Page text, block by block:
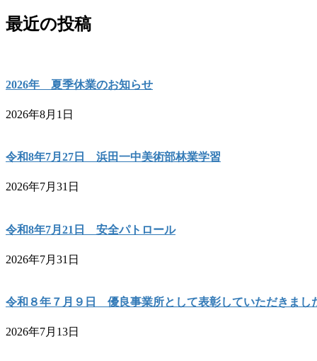
最近の投稿
2026年 夏季休業のお知らせ
2026年8月1日
令和8年7月27日 浜田一中美術部林業学習
2026年7月31日
令和8年7月21日 安全パトロール
2026年7月31日
令和８年７月９日 優良事業所として表彰していただきまし
2026年7月13日